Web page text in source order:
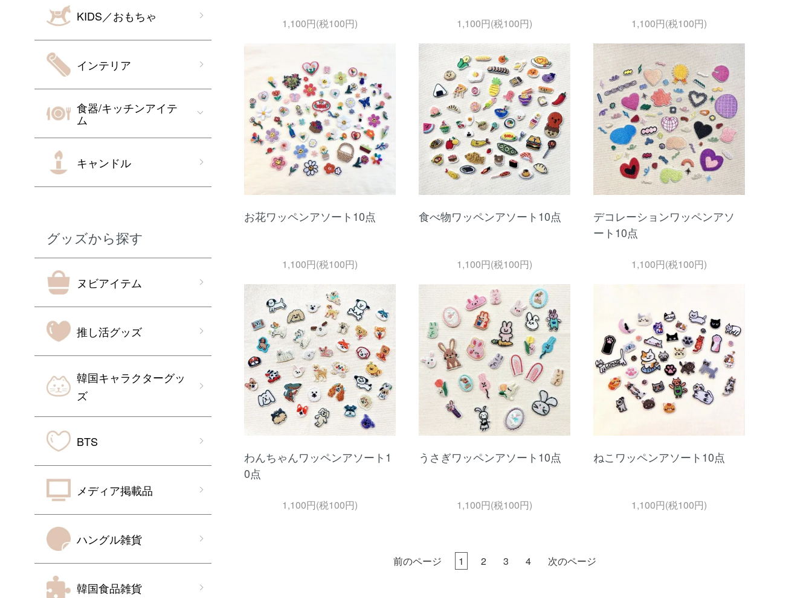
KIDS／おもちゃ
インテリア
食器/キッチンアイテ
ム
キャンドル
グッズから探す
ヌビアイテム
推し活グッズ
韓国キャラクターグッ
ズ
BTS
メディア掲載品
ハングル雑貨
韓国食品雑貨
1,100円(税100円) 1,100円(税100円) 1,100円(税100円)
お花ワッペンアソート10点
1,100円(税100円)
食べ物ワッペンアソート10点
1,100円(税100円)
デコレーションワッペンアソ
ート10点
1,100円(税100円)
わんちゃんワッペンアソート1
0点
1,100円(税100円)
うさぎワッペンアソート10点
1,100円(税100円)
ねこワッペンアソート10点
1,100円(税100円)
前のページ 1 2 3 4 次のページ